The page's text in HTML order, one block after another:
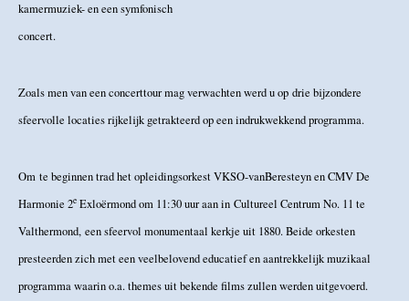
kamermuziek- en een symfonisch
Zoals men van een concerttour mag verwachten werd u op drie bijzondere
sfeervolle locaties rijkelijk getrakteerd op een indrukwekkend programma.
Om te beginnen trad het opleidingsorkest VKSO-vanBeresteyn en CMV De
Harmonie 2e Exloërmond om 11:30 uur aan in Cultureel Centrum No. 11 te
Valthermond, een sfeervol monumentaal kerkje uit 1880. Beide orkesten
presteerden zich met een veelbelovend educatief en aantrekkelijk muzikaal
programma waarin o.a. themes uit bekende films zullen werden uitgevoerd.